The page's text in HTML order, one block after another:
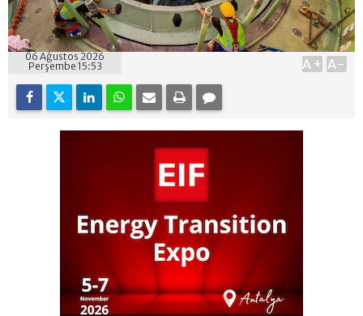
06 Ağustos 2026
Perşembe 15:53
A+ A-